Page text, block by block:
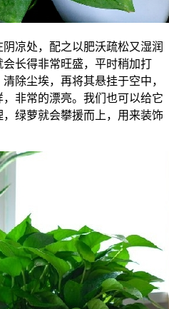
凉处，配之以肥沃疏松又湿润
长得非常旺盛，平时稍加打
除尘埃，再将其悬挂于空中，
非常的漂亮。我们也可以给它
绿萝就会攀援而上，用来装饰